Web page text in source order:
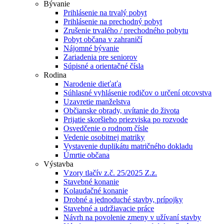
Bývanie
Prihlásenie na trvalý pobyt
Prihlásenie na prechodný pobyt
Zrušenie trvalého / prechodného pobytu
Pobyt občana v zahraničí
Nájomné bývanie
Zariadenia pre seniorov
Súpisné a orientačné čísla
Rodina
Narodenie dieťaťa
Súhlasné vyhlásenie rodičov o určení otcovstva
Uzavretie manželstva
Občianske obrady, uvítanie do života
Prijatie skoršieho priezviska po rozvode
Osvedčenie o rodnom čísle
Vedenie osobitnej matriky
Vystavenie duplikátu matričného dokladu
Úmrtie občana
Výstavba
Vzory tlačív z.č. 25/2025 Z.z.
Stavebné konanie
Kolaudačné konanie
Drobné a jednoduché stavby, prípojky
Stavebné a udržiavacie práce
Návrh na povolenie zmeny v užívaní stavby